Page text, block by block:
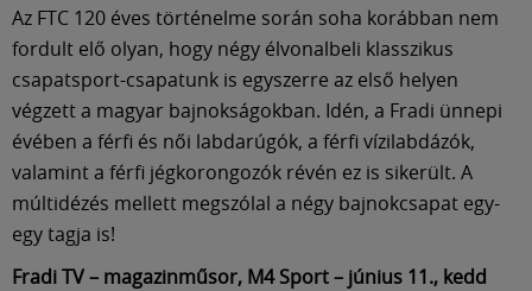
Az FTC 120 éves történelme során soha korábban nem
fordult elő olyan, hogy négy élvonalbeli klasszikus
csapatsport-csapatunk is egyszerre az első helyen
végzett a magyar bajnokságokban. Idén, a Fradi ünnepi
évében a férfi és női labdarúgók, a férfi vízilabdázók,
valamint a férfi jégkorongozók révén ez is sikerült. A
múltidézés mellett megszólal a négy bajnokcsapat egy-
egy tagja is!
Fradi TV – magazinműsor, M4 Sport – június 11., kedd